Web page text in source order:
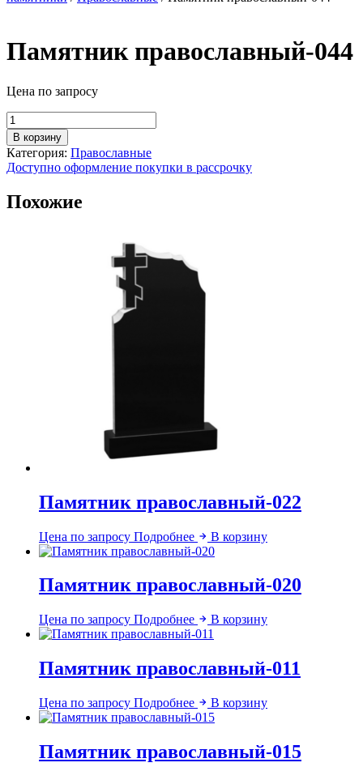
Памятник православный-044
Цена по запросу
Количество
товара
Памятник
православный-044
В корзину
Категория: Православные
Доступно оформление покупки в рассрочку
Похожие
Памятник православный-022
Цена по запросу Подробнее В корзину
Памятник православный-020
Цена по запросу Подробнее В корзину
Памятник православный-011
Цена по запросу Подробнее В корзину
Памятник православный-015